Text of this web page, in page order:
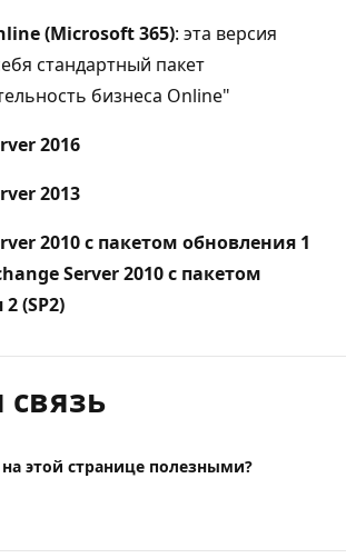
(Microsoft 365): эта версия
стандартный пакет
бизнеса Online"
2016
2013
2010 с пакетом обновления 1
Server 2010 с пакетом
(SP2)
связь
этой странице полезными?